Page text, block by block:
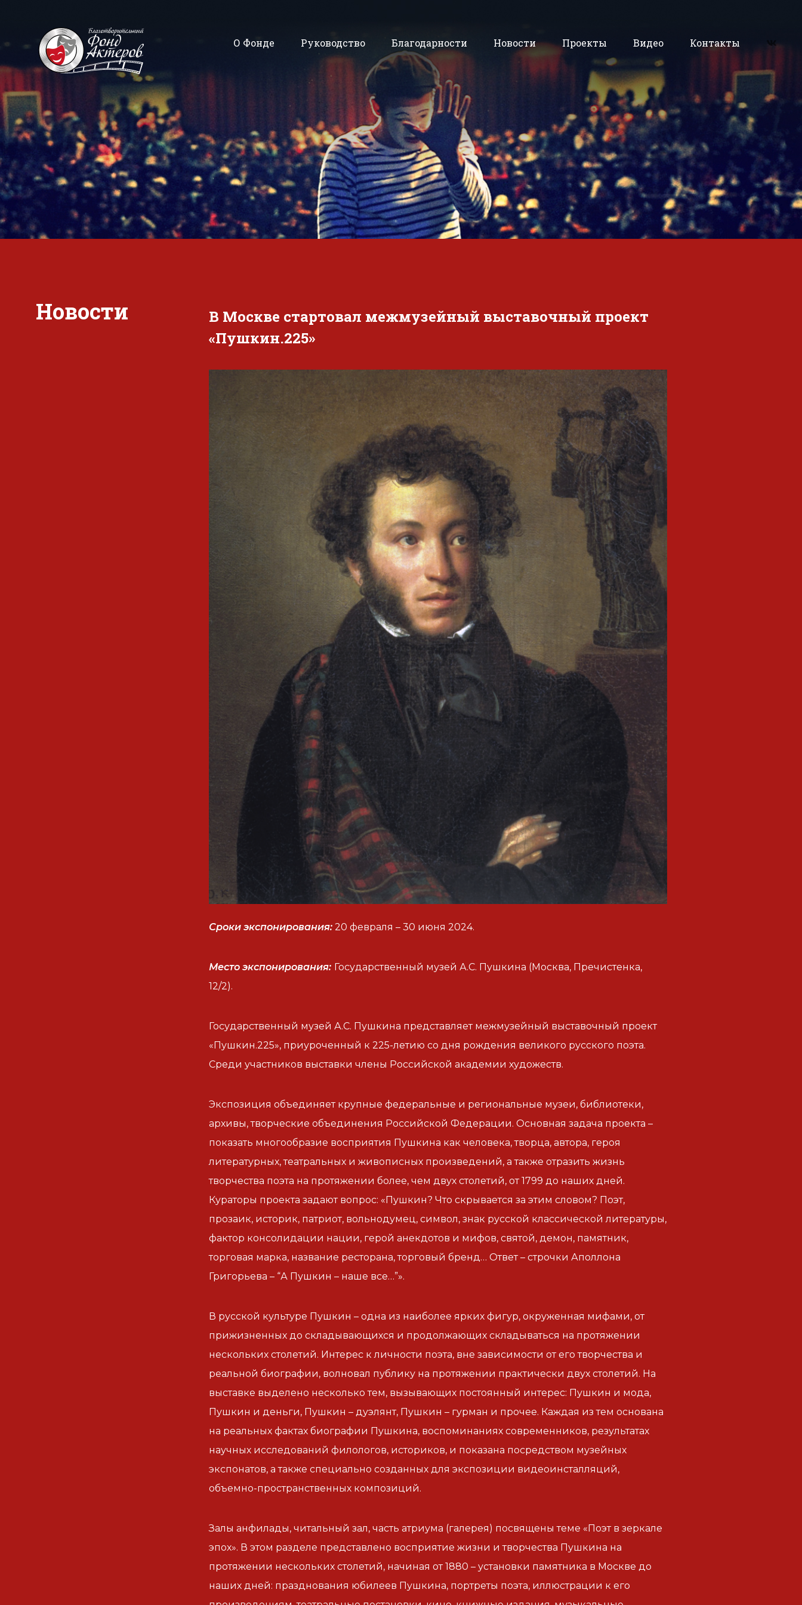
О Фонде Руководство Благодарности Новости Проекты Видео Контакты
Новости
В Москве стартовал межмузейный выставочный проект
«Пушкин.225»
Сроки экспонирования: 20 февраля – 30 июня 2024.
Место экспонирования: Государственный музей А.С. Пушкина (Москва, Пречистенка,
12/2).
Государственный музей А.С. Пушкина представляет межмузейный выставочный проект
«Пушкин.225», приуроченный к 225-летию со дня рождения великого русского поэта.
Среди участников выставки члены Российской академии художеств.
Экспозиция объединяет крупные федеральные и региональные музеи, библиотеки,
архивы, творческие объединения Российской Федерации. Основная задача проекта –
показать многообразие восприятия Пушкина как человека, творца, автора, героя
литературных, театральных и живописных произведений, а также отразить жизнь
творчества поэта на протяжении более, чем двух столетий, от 1799 до наших дней.
Кураторы проекта задают вопрос: «Пушкин? Что скрывается за этим словом? Поэт,
прозаик, историк, патриот, вольнодумец, символ, знак русской классической литературы,
фактор консолидации нации, герой анекдотов и мифов, святой, демон, памятник,
торговая марка, название ресторана, торговый бренд… Ответ – строчки Аполлона
Григорьева – “А Пушкин – наше все…”».
В русской культуре Пушкин – одна из наиболее ярких фигур, окруженная мифами, от
прижизненных до складывающихся и продолжающих складываться на протяжении
нескольких столетий. Интерес к личности поэта, вне зависимости от его творчества и
реальной биографии, волновал публику на протяжении практически двух столетий. На
выставке выделено несколько тем, вызывающих постоянный интерес: Пушкин и мода,
Пушкин и деньги, Пушкин – дуэлянт, Пушкин – гурман и прочее. Каждая из тем основана
на реальных фактах биографии Пушкина, воспоминаниях современников, результатах
научных исследований филологов, историков, и показана посредством музейных
экспонатов, а также специально созданных для экспозиции видеоинсталляций,
объемно-пространственных композиций.
Залы анфилады, читальный зал, часть атриума (галерея) посвящены теме «Поэт в зеркале
эпох». В этом разделе представлено восприятие жизни и творчества Пушкина на
протяжении нескольких столетий, начиная от 1880 – установки памятника в Москве до
наших дней: празднования юбилеев Пушкина, портреты поэта, иллюстрации к его